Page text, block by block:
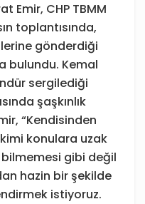
Emir, CHP TBMM
toplantısında,
gönderdiği
bulundu. Kemal
sergilediği
şaşkınlık
“Kendisinden
konulara uzak
bilmemesi gibi değil
hazin bir şekilde
istiyoruz.